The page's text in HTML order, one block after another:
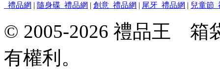
_禮品網 | 隨身碟_禮品網 | 創意_禮品網 | 尾牙_禮品網 | 兒童節
© 2005-2026 禮品王 箱
有權利。